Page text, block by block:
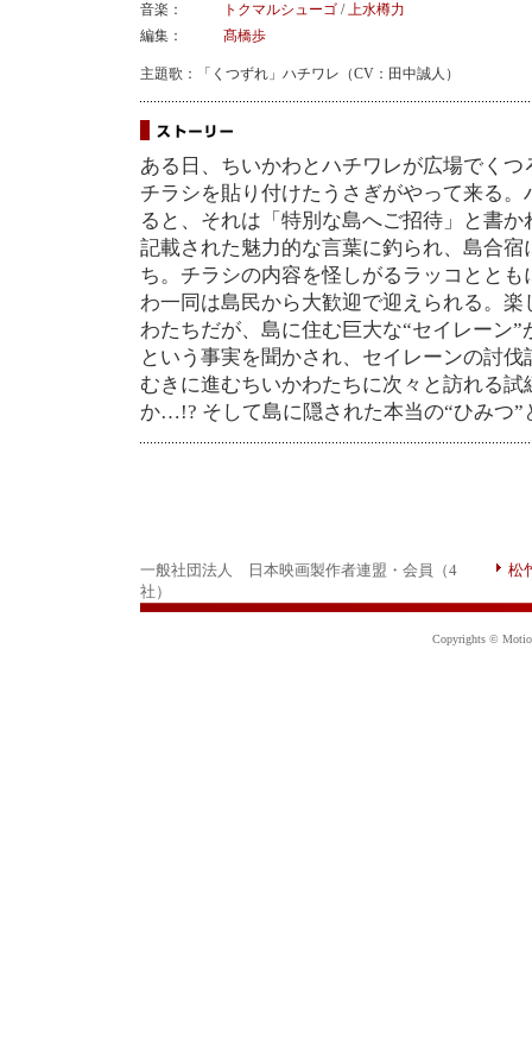
音楽：
トクマルシューゴ/上水樽力
編集：
髙橋歩
主題歌：「くつずれ」ハチワレ（CV：田中誠人）
ある日、ちいかわとハチワレが広場でく
チラシを貼り付けたうさぎがやって来る
ると、それは「特別な島へご招待」と書
記載された魅力的な言葉に釣られ、島合
ち。チラシの内容を怪しがるラッコとと
わ一同は島民から大歓迎で迎えられる。
わたちだが、島に住む巨大な“セイレーン
という事実を聞かされ、セイレーンの討
むきに進むちいかわたちに次々と訪れる
か…!? そして島に隠された本当の“ひみつ
一般社団法人 日本映画製作者連盟・会員（4
社）
松
Copyrights ©